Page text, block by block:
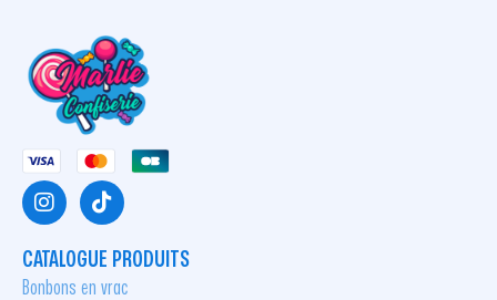
CATALOGUE PRODUITS
Bonbons en vrac